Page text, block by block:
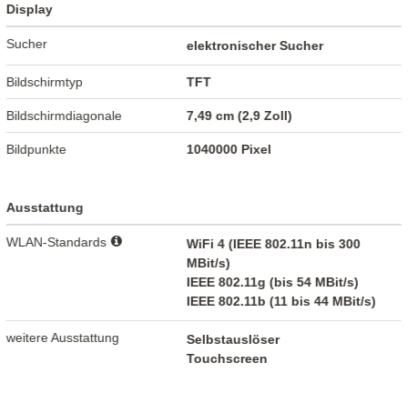
Display
Sucher elektronischer Sucher
Bildschirmtyp TFT
Bildschirmdiagonale 7,49 cm (2,9 Zoll)
Bildpunkte 1040000 Pixel
Ausstattung
WLAN-Standards
WiFi 4 (IEEE 802.11n bis 300
MBit/s)
IEEE 802.11g (bis 54 MBit/s)
IEEE 802.11b (11 bis 44 MBit/s)
weitere Ausstattung
Selbstauslöser
Touchscreen